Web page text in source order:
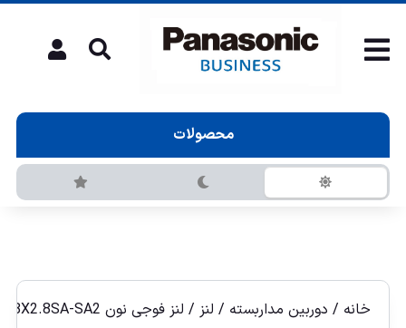
محصولات
خانه / دوربین مداربسته / لنز / لنز فوجی نون Fujinon YV2.8X2.8SA-SA2